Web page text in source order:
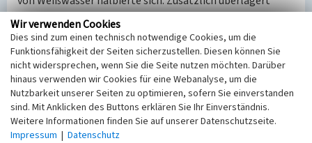
waren diese Prozesse in den 1990er und 2000er Jahren
durch den verstärkten Abbau von Personal und
Infrastruktur seitens der Deutschen Bahn.
Durch Strukturwandelmittel scheint es nach Jahren des
Niedergangs möglich, der Strecke durch Beschleunigung,
Ausbau und Elektrifizierung wieder zu größerer
Bedeutung zu verhelfen. Sie ist eisenbahn- industrie- und
regionalgeschichtlich von Interesse.
Wir verwenden Cookies
Dies sind zum einen technisch notwendige Cookies, um die
Funktionsfähigkeit der Seiten sicherzustellen. Diesen können Sie
nicht widersprechen, wenn Sie die Seite nutzen möchten. Darüber
hinaus verwenden wir Cookies für eine Webanalyse, um die
Nutzbarkeit unserer Seiten zu optimieren, sofern Sie einverstanden
sind. Mit Anklicken des Buttons erklären Sie Ihr Einverständnis.
Weitere Informationen finden Sie auf unserer Datenschutzseite.
Impressum | Datenschutz